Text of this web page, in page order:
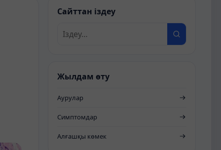
Сайттан іздеу
Жылдам өту
Аурулар
Симптомдар
Алғашқы көмек